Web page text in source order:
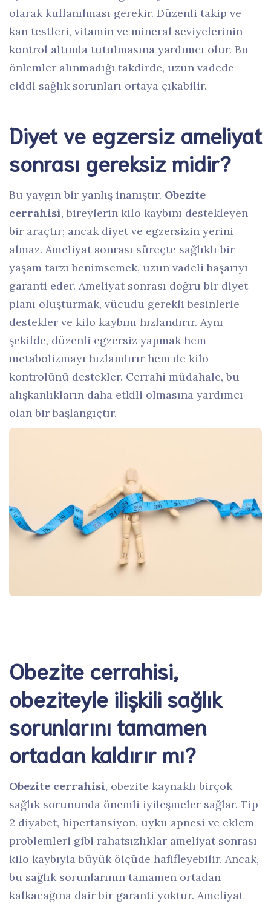
olarak kullanılması gerekir. Düzenli takip ve
kan testleri, vitamin ve mineral seviyelerinin
kontrol altında tutulmasına yardımcı olur. Bu
önlemler alınmadığı takdirde, uzun vadede
ciddi sağlık sorunları ortaya çıkabilir.
Diyet ve egzersiz ameliyat
sonrası gereksiz midir?
Bu yaygın bir yanlış inanıştır. Obezite
cerrahisi, bireylerin kilo kaybını destekleyen
bir araçtır; ancak diyet ve egzersizin yerini
almaz. Ameliyat sonrası süreçte sağlıklı bir
yaşam tarzı benimsemek, uzun vadeli başarıyı
garanti eder. Ameliyat sonrası doğru bir diyet
planı oluşturmak, vücudu gerekli besinlerle
destekler ve kilo kaybını hızlandırır. Aynı
şekilde, düzenli egzersiz yapmak hem
metabolizmayı hızlandırır hem de kilo
kontrolünü destekler. Cerrahi müdahale, bu
alışkanlıkların daha etkili olmasına yardımcı
olan bir başlangıçtır.
Obezite cerrahisi,
obeziteyle ilişkili sağlık
sorunlarını tamamen
ortadan kaldırır mı?
Obezite cerrahisi, obezite kaynaklı birçok
sağlık sorununda önemli iyileşmeler sağlar. Tip
2 diyabet, hipertansiyon, uyku apnesi ve eklem
problemleri gibi rahatsızlıklar ameliyat sonrası
kilo kaybıyla büyük ölçüde hafifleyebilir. Ancak,
bu sağlık sorunlarının tamamen ortadan
kalkacağına dair bir garanti yoktur. Ameliyat